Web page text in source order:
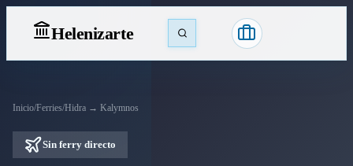
Helenizarte
Inicio/Ferries/Hidra → Kalymnos
Sin ferry directo